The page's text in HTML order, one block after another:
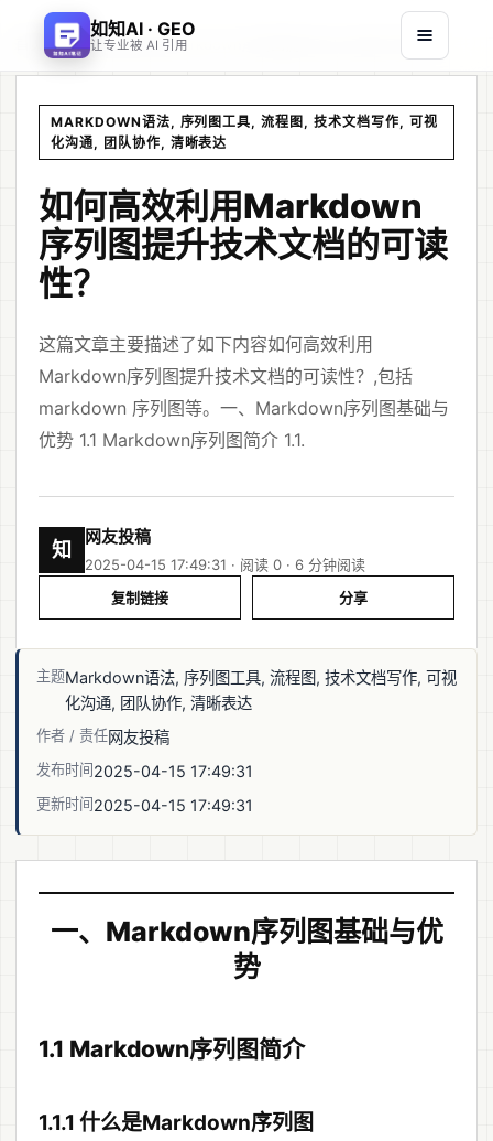
如知AI · GEO
让专业被 AI 引用
文章/ 如何高效利用Markdown序列图提升技术文档的可读性？
MARKDOWN语法, 序列图工具, 流程图, 技术文档写作, 可视
化沟通, 团队协作, 清晰表达
如何高效利用Markdown
序列图提升技术文档的可读
性？
这篇文章主要描述了如下内容如何高效利用
Markdown序列图提升技术文档的可读性？,包括
markdown 序列图等。一、Markdown序列图基础与
优势 1.1 Markdown序列图简介 1.1.
知
网友投稿
2025-04-15 17:49:31 · 阅读 0 · 6 分钟阅读
复制链接
分享
主题Markdown语法, 序列图工具, 流程图, 技术文档写作, 可视
化沟通, 团队协作, 清晰表达
作者 / 责任网友投稿
发布时间2025-04-15 17:49:31
更新时间2025-04-15 17:49:31
一、Markdown序列图基础与优
势
1.1 Markdown序列图简介
1.1.1 什么是Markdown序列图